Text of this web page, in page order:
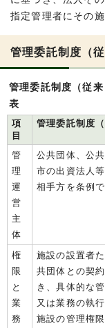
指定管理者にその
管理委託制度（
管理委託制度（従
表
項
目
管理委託制度（
管
理
運
営
主
体
公共団体、公共
市の出資法人
相手方を条例
権
限
と
業
務
施設の設置者
共団体との契
き、具体的な
又は業務の執行
施設の管理権